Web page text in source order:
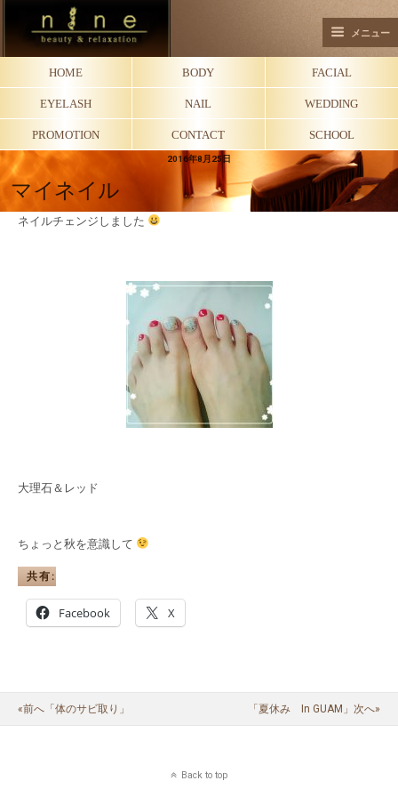
メニュー
HOME BODY FACIAL
EYELASH NAIL WEDDING
PROMOTION CONTACT SCHOOL
2016年8月25日
マイネイル
ネイルチェンジしました
大理石＆レッド
ちょっと秋を意識して
共有:
Facebook X
«前へ「体のサビ取り」 「夏休み In GUAM」次へ»
Back to top